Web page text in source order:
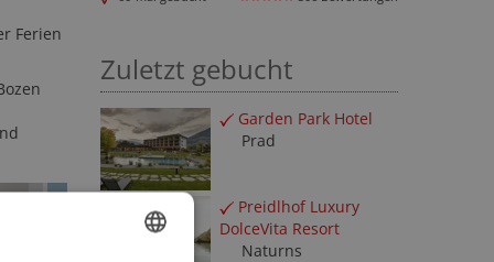
Ferien
Zuletzt gebucht
Garden Park Hotel
Prad
Preidlhof Luxury
DolceVita Resort
Naturns